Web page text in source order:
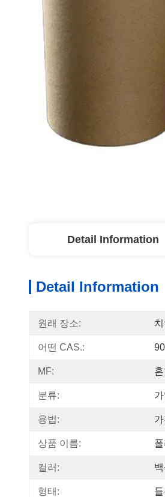
Detail Information
Detail Information
원래 장소:
어떤 CAS.:
MF:
분류:
용법:
상품 이름:
컬러:
형태: